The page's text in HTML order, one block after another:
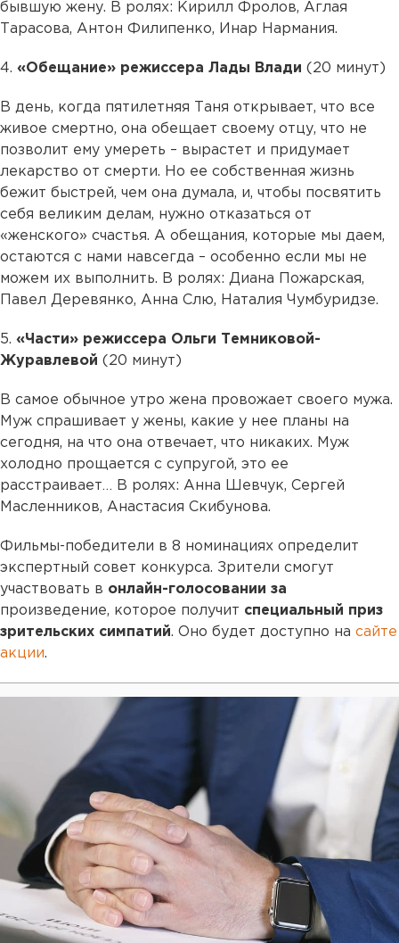
бывшую жену. В ролях: Кирилл Фролов, Аглая
Тарасова, Антон Филипенко, Инар Нармания.
4. «Обещание» режиссера Лады Влади (20 минут)
В день, когда пятилетняя Таня открывает, что все
живое смертно, она обещает своему отцу, что не
позволит ему умереть – вырастет и придумает
лекарство от смерти. Но ее собственная жизнь
бежит быстрей, чем она думала, и, чтобы посвятить
себя великим делам, нужно отказаться от
«женского» счастья. А обещания, которые мы даем,
остаются с нами навсегда – особенно если мы не
можем их выполнить. В ролях: Диана Пожарская,
Павел Деревянко, Анна Слю, Наталия Чумбуридзе.
5. «Части» режиссера Ольги Темниковой-
Журавлевой (20 минут)
В самое обычное утро жена провожает своего мужа.
Муж спрашивает у жены, какие у нее планы на
сегодня, на что она отвечает, что никаких. Муж
холодно прощается с супругой, это ее
расстраивает… В ролях: Анна Шевчук, Сергей
Масленников, Анастасия Скибунова.
Фильмы-победители в 8 номинациях определит
экспертный совет конкурса. Зрители смогут
участвовать в онлайн-голосовании за
произведение, которое получит специальный приз
зрительских симпатий. Оно будет доступно на сайте
акции.